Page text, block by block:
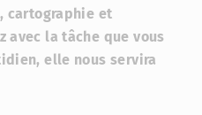
cartographie et
avec la tâche que vous
elle nous servira